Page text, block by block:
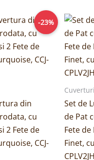
-23%
din
cu
2 Fete de
CCJ-
inițial
Prețul
curent
este:
199,00lei.
Cuverturi
Set de
de Pat
Fete de
Finet,